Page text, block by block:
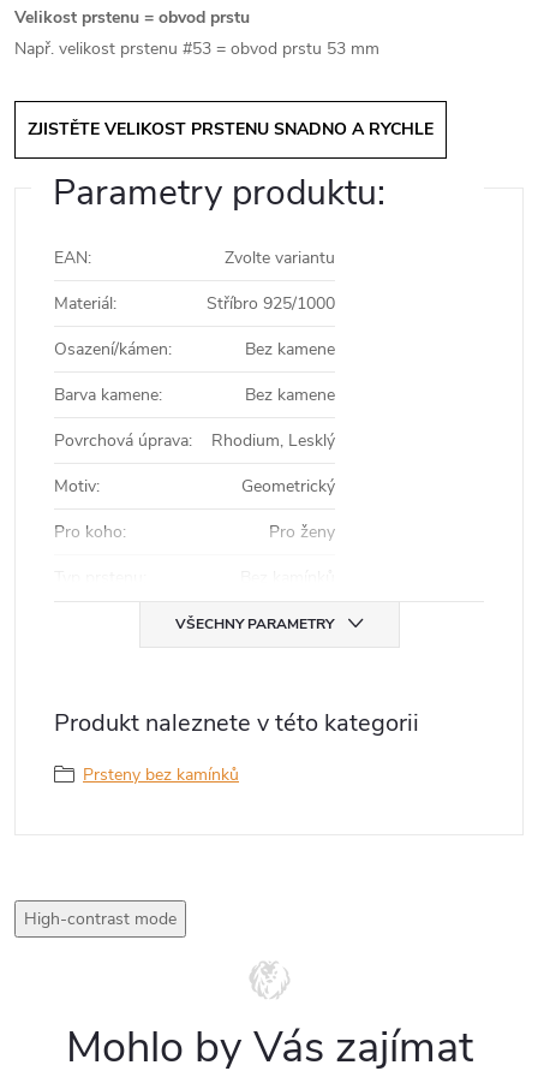
Velikost prstenu = obvod prstu
Např. velikost prstenu #53 = obvod prstu 53 mm
ZJISTĚTE VELIKOST PRSTENU SNADNO A RYCHLE
Parametry produktu:
EAN:
Zvolte variantu
Materiál:
Stříbro 925/1000
Osazení/kámen:
Bez kamene
Barva kamene:
Bez kamene
Povrchová úprava:
Rhodium, Lesklý
Motiv:
Geometrický
Pro koho:
Pro ženy
VŠECHNY PARAMETRY
Produkt naleznete v této kategorii
Prsteny bez kamínků
High-contrast mode
Mohlo by Vás zajímat